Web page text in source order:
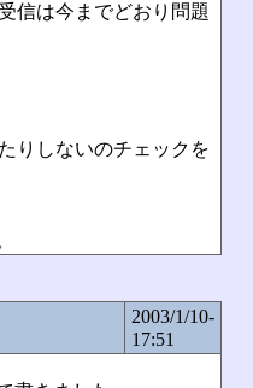
信は今までどおり問題
りしないのチェックを
2003/1/10-
17:51